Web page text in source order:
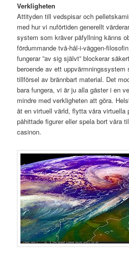
Verkligheten
Attityden till vedspisar och
med hur vi nuförtiden generellt
system som kräver påfyllning känns
fördummande två-hål-i-väggen-
fungerar ”av sig självt” blockerar
beroende av ett
tillförsel av brännbart material. Det
bara fungera, vi är ju alla gäster i en
mindre med verkligheten att göra.
åt en virtuell värld, flytta våra virtuella
påhittade figurer eller spela bort våra
casinon.